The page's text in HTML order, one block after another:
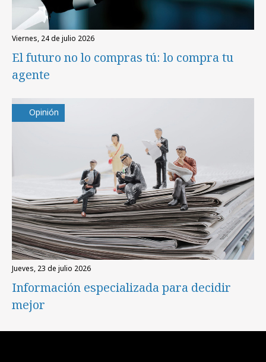
viernes, 24 de julio 2026
El futuro no lo compras tú: lo compra tu
agente
Opinión
jueves, 23 de julio 2026
Información especializada para decidir
mejor